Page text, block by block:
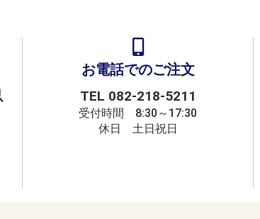
お電話でのご注文
TEL 082-218-5211
受付時間 8:30～17:30
休日 土日祝日